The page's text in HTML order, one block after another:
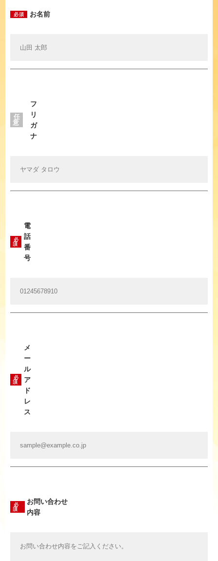
必須 お名前
任
意
フ
リ
ガ
ナ
必
須
電
話
番
号
必
須
メ
ー
ル
ア
ド
レ
ス
必
須
お問い合わせ
内容